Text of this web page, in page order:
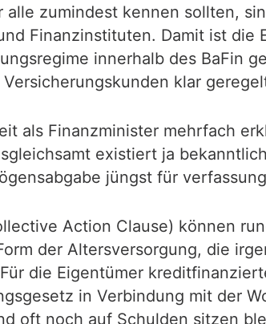
zumindest kennen sollten,
Finanzinstituten. Damit ist
innerhalb des BaFin
klar
als Finanzminister mehrfach
existiert ja
jüngst für
Action Clause) können
der Altersversorgung, die
die Eigentümer
in Verbindung mit der
oft noch auf Schulden sitzen